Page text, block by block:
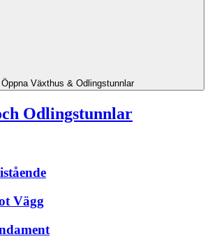
Öppna Växthus & Odlingstunnlar
Odlingstunnlar
Vägg